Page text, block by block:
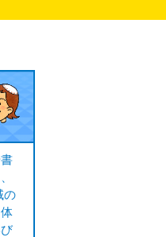
の